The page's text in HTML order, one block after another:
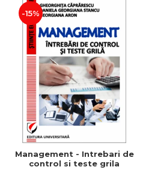
-15%
Management - Intrebari de
control si teste grila